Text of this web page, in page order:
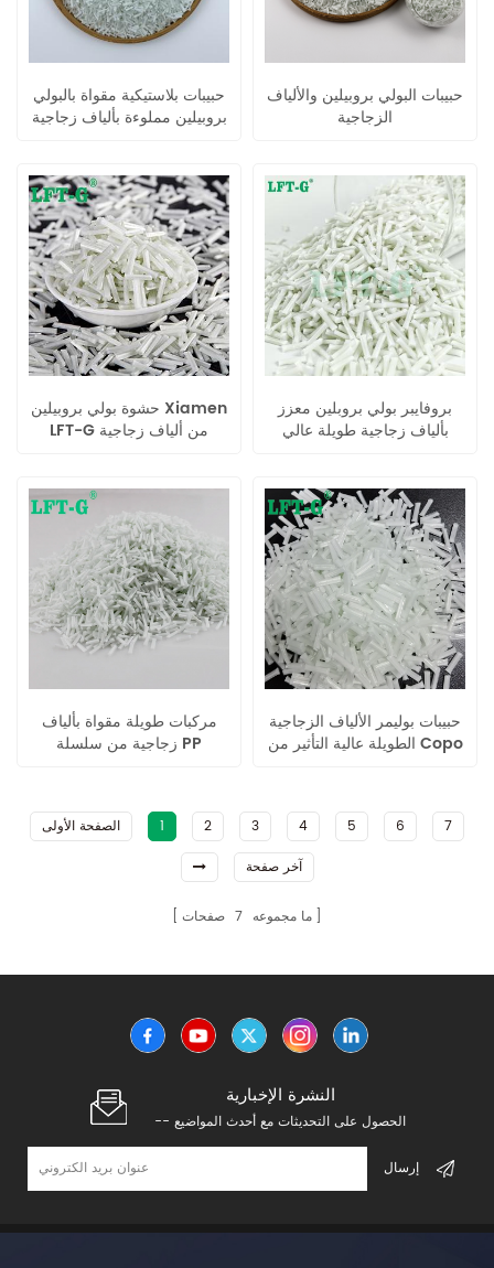
حبيبات بلاستيكية مقواة بالبولي
بروبيلين مملوءة بألياف زجاجية
حبيبات البولي بروبيلين والألياف
الزجاجية
حشوة بولي بروبيلين Xiamen
LFT-G من ألياف زجاجية
بروفايبر بولي بروبلين معزز
بألياف زجاجية طويلة عالي
مركبات طويلة مقواة بألياف
زجاجية من سلسلة PP
حبيبات بوليمر الألياف الزجاجية
الطويلة عالية التأثير من Copo
الصفحة الأولى 1 2 3 4 5 6
7
آخر صفحة
ما مجموعه 7 صفحات
النشرة الإخبارية
-- الحصول على التحديثات مع أحدث المواضيع